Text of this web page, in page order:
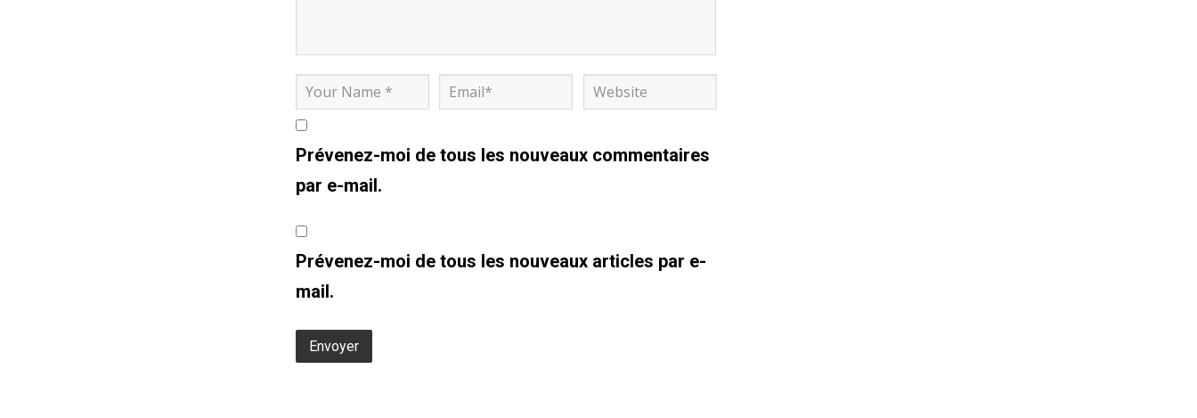
Prévenez-moi de tous les nouveaux commentaires
par e-mail.
Prévenez-moi de tous les nouveaux articles par e-
mail.